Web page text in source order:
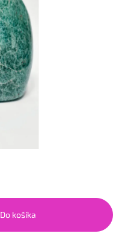
Do košíka